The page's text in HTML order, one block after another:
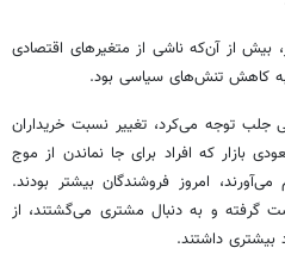
بیش از آن‌که ناشی از متغیرهای اقتصادی
به کاهش تنش‌های سیاسی بود.
توجه می‌کرد، تغییر نسبت خریداران
بازار که افراد برای جا نماندن از موج
امروز فروشندگان بیشتر بودند.
گرفته و به دنبال مشتری می‌گشتند، از
بیشتری داشتند.